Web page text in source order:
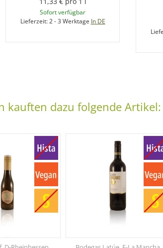
Sofort verfügbar
Lieferzeit:2 - 3 Werktage In DE
kauften dazu folgende Artikel: